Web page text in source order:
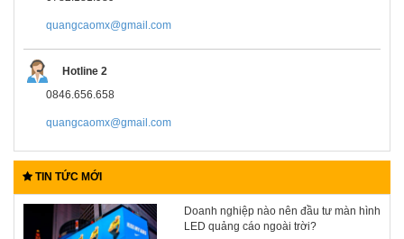
quangcaomx@gmail.com
Hotline 2
0846.656.658
quangcaomx@gmail.com
TIN TỨC MỚI
Doanh nghiệp nào nên đầu tư màn hình
LED quảng cáo ngoài trời?